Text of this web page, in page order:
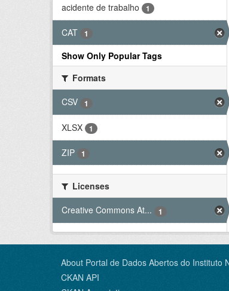
acidente de trabalho
1
CAT 1
Show Only Popular Tags
Formats
CSV
1
XLSX 1
ZIP 1
Licenses
Creative Commons At...
1
About Portal de Dados Abertos do Instituto
CKAN API